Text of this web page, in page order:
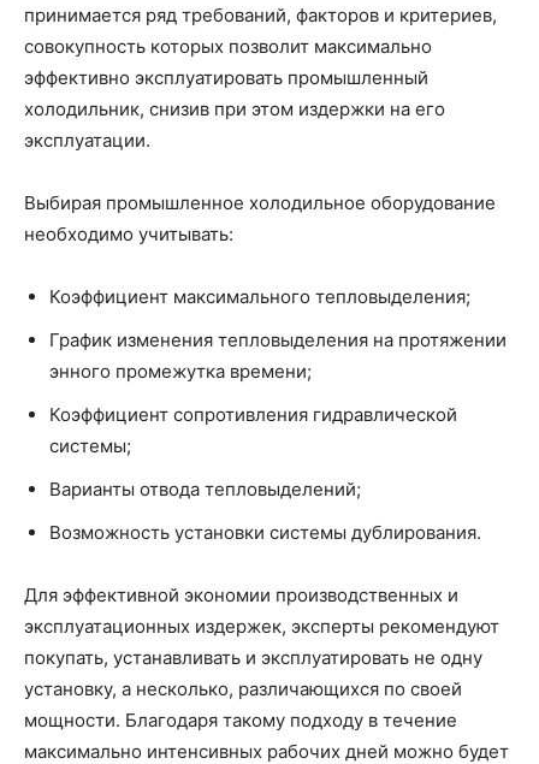
принимается ряд требований, факторов и критериев,
совокупность которых позволит максимально
эффективно эксплуатировать промышленный
холодильник, снизив при этом издержки на его
эксплуатации.
Выбирая промышленное холодильное оборудование
необходимо учитывать:
Коэффициент максимального тепловыделения;
График изменения тепловыделения на протяжении
энного промежутка времени;
Коэффициент сопротивления гидравлической
системы;
Варианты отвода тепловыделений;
Возможность установки системы дублирования.
Для эффективной экономии производственных и
эксплуатационных издержек, эксперты рекомендуют
покупать, устанавливать и эксплуатировать не одну
установку, а несколько, различающихся по своей
мощности. Благодаря такому подходу в течение
максимально интенсивных рабочих дней можно будет